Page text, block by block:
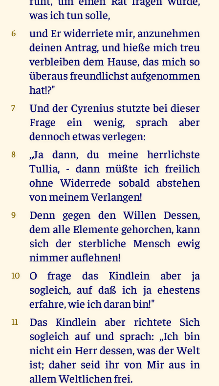
was ich tun solle,
6
und Er widerriete mir, anzunehmen
deinen Antrag, und hieße mich treu
verbleiben dem Hause, das mich so
überaus freundlichst aufgenommen
hat!?"
7
Und der Cyrenius stutzte bei dieser
Frage ein wenig, sprach aber
dennoch etwas verlegen:
8
,,Ja dann, du meine herrlichste
Tullia, - dann müßte ich freilich
ohne Widerrede sobald abstehen
von meinem Verlangen!
9
Denn gegen den Willen Dessen,
dem alle Elemente gehorchen, kann
sich der sterbliche Mensch ewig
nimmer auflehnen!
10
O frage das Kindlein aber ja
sogleich, auf daß ich ja ehestens
erfahre, wie ich daran bin!"
11
Das Kindlein aber richtete Sich
sogleich auf und sprach: ,,Ich bin
nicht ein Herr dessen, was der Welt
ist; daher seid ihr von Mir aus in
allem Weltlichen frei.